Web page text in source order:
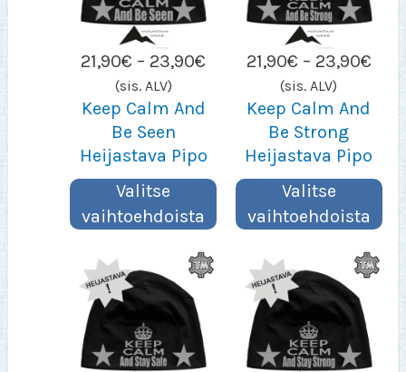
21,90€ – 23,90€ Hintaluokka:
(sis. ALV)
Keep Calm And
Be Seen
Heijastava Pipo
Valitse
vaihtoehdoista
21,90€ – 23,90€
(sis. ALV)
Keep Calm And
Be Strong
Heijastava Pipo
Valitse
vaihtoehdoista